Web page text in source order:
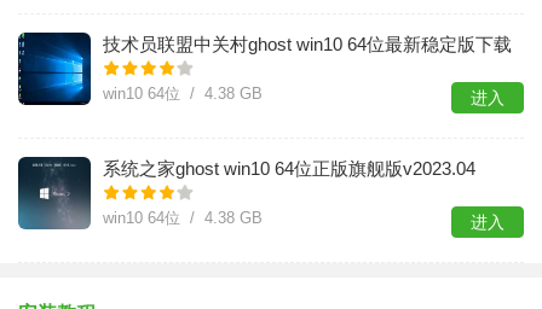
​技术员联盟中关村ghost win10 64位最新稳定版下载
v2023.04
win10 64位 / 4.38 GB 进入
系统之家ghost win10 64位正版旗舰版v2023.04
win10 64位 / 4.38 GB 进入